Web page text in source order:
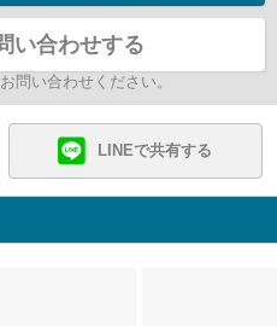
い合わせする
問い合わせください。
LINEで共有する